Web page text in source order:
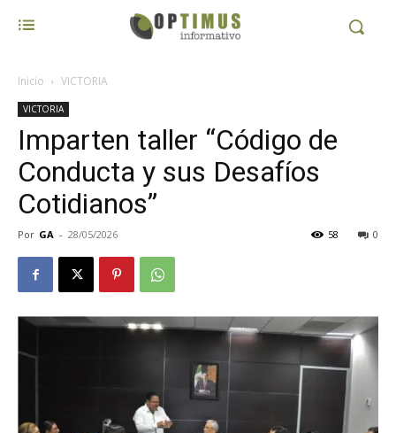
Inicio VICTORIA
VICTORIA
Imparten taller “Código de
Conducta y sus Desafíos
Cotidianos”
Por GA - 28/05/2026 0
58